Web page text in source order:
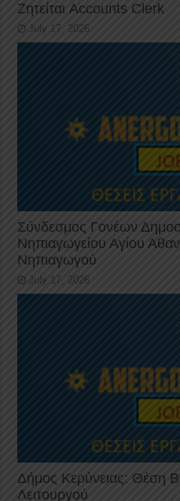
Ζητείται Accounts Clerk
July 17, 2026
Σύνδεσμος Γονέων
Νηπιαγωγείου Αγίου
Νηπιαγωγού
July 17, 2026
Δήμος Κερύνειας: Θέση
Λειτουργού